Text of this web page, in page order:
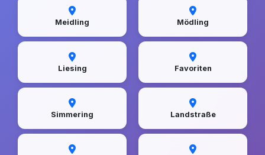
Meidling Mödling
Liesing Favoriten
Simmering Landstraße